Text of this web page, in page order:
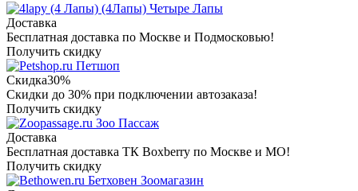
Четыре Лапы
Доставка
Бесплатная доставка по Москве и Подмосковью!
Получить скидку
Петшоп
Скидка30%
Скидки до 30% при подключении автозаказа!
Получить скидку
Зоо Пассаж
Доставка
Бесплатная доставка ТК Boxberry по Москве и МО!
Получить скидку
Бетховен Зоомагазин